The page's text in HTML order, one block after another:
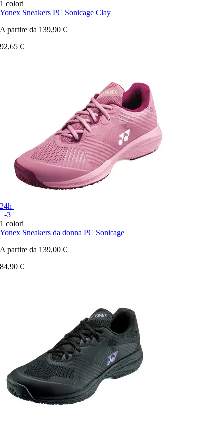
1 colori
Yonex Sneakers PC Sonicage Clay
A partire da 139,90 €
92,65 €
24h
+-3
1 colori
Yonex Sneakers da donna PC Sonicage
A partire da 139,00 €
84,90 €